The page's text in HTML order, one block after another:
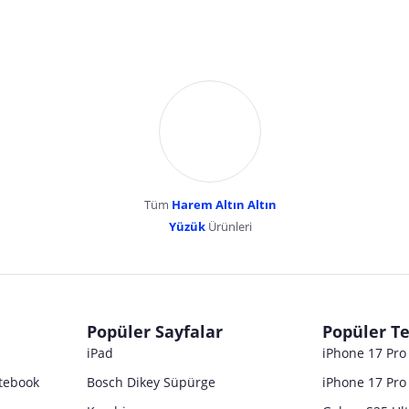
YENİBOSNA MERKEZ MAH LADİN SOK
Tüm Harem Altın Altın
YüzükÜrünleri
Popüler Sayfalar
iPad
Bosch Dikey Süpürge
Popüler
iPhone 17
iPhone 17 Pro